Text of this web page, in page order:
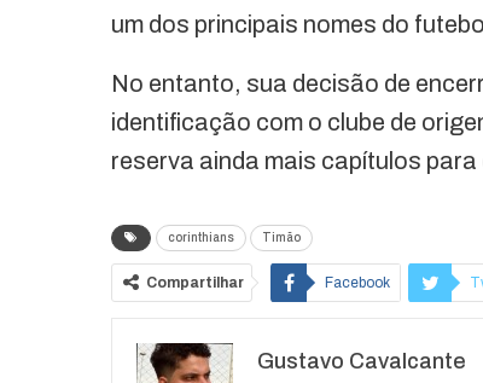
um dos principais nomes do
No entanto, sua decisão de
identificação com o clube de
reserva ainda mais capítulos
corinthians Timão
Compartilhar Facebook
Gustavo Cavalcante